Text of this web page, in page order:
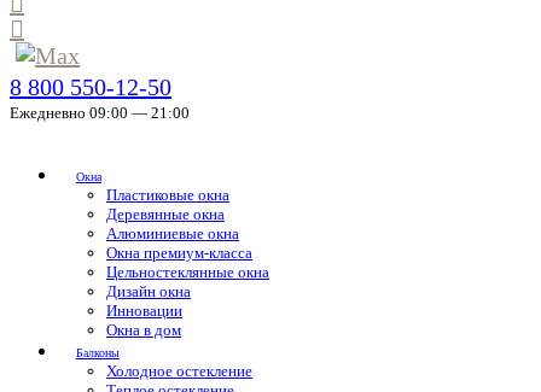
8 800 550-12-50
Ежедневно 09:00 — 21:00
Окна
Пластиковые окна
Деревянные окна
Алюминиевые окна
Окна премиум-класса
Цельностеклянные окна
Дизайн окна
Инновации
Окна в дом
Балконы
Холодное остекление